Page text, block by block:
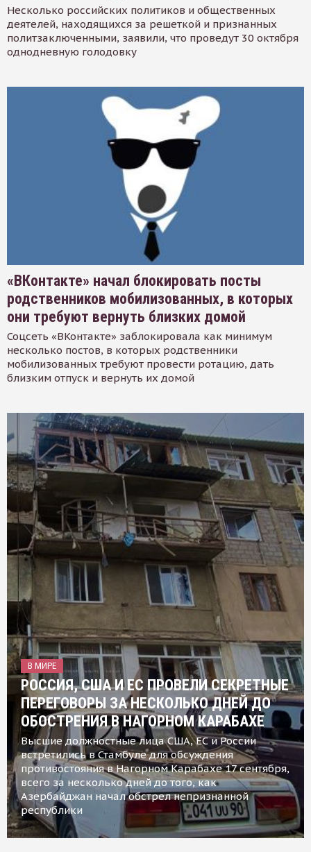
Несколько российских политиков и общественных
деятелей, находящихся за решеткой и признанных
политзаключенными, заявили, что проведут 30 октября
однодневную голодовку
«ВКонтакте» начал блокировать посты
родственников мобилизованных, в которых
они требуют вернуть близких домой
Соцсеть «ВКонтакте» заблокировала как минимум
несколько постов, в которых родственники
мобилизованных требуют провести ротацию, дать
близким отпуск и вернуть их домой
В МИРЕ
РОССИЯ, США И ЕС ПРОВЕЛИ СЕКРЕТНЫЕ
ПЕРЕГОВОРЫ ЗА НЕСКОЛЬКО ДНЕЙ ДО
ОБОСТРЕНИЯ В НАГОРНОМ КАРАБАХЕ
Высшие должностные лица США, ЕС и России
встретились в Стамбуле для обсуждения
противостояния в Нагорном Карабахе 17 сентября,
всего за несколько дней до того, как
Азербайджан начал обстрел непризнанной
республики